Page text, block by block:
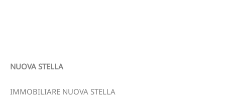
NUOVA STELLA
IMMOBILIARE NUOVA STELLA